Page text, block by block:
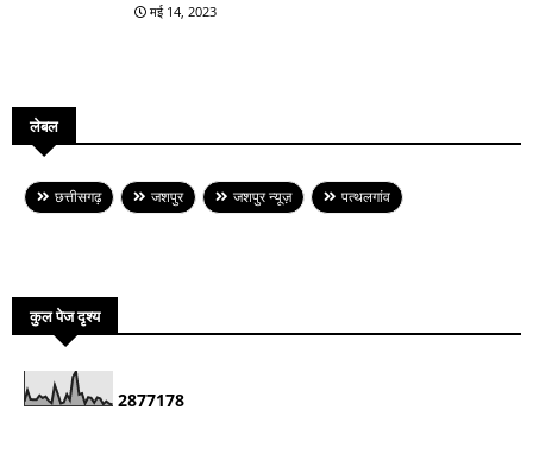
मई 14, 2023
लेबल
छत्तीसगढ़ जशपुर जशपुर न्यूज़ पत्थलगांव
कुल पेज दृश्य
2877178